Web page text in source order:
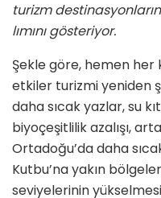
turizm
lımını gösteriyor.
Şekle göre, hemen her
etkiler turizmi ye­niden
daha sıcak yazlar, su
biyoçeşitlilik azalışı,
Ortadoğu’da daha
Kutbu’na yakın
seviyelerinin